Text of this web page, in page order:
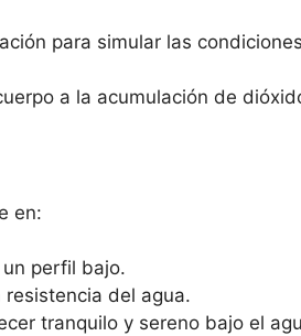
para simular las
a la acumulación de
en:
perfil bajo.
del agua.
tranquilo y sereno bajo el